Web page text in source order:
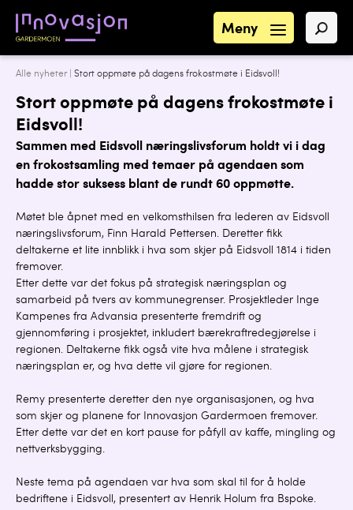
Meny
Alle nyheter| Stort oppmøte på dagens frokostmøte i Eidsvoll!
Stort oppmøte på dagens frokostmøte i
Eidsvoll!
Sammen med Eidsvoll næringslivsforum holdt vi i dag
en frokostsamling med temaer på agendaen som
hadde stor suksess blant de rundt 60 oppmøtte.
Møtet ble åpnet med en velkomsthilsen fra lederen av Eidsvoll
næringslivsforum, Finn Harald Pettersen. Deretter fikk
deltakerne et lite innblikk i hva som skjer på Eidsvoll 1814 i tiden
fremover.
Etter dette var det fokus på strategisk næringsplan og
samarbeid på tvers av kommunegrenser. Prosjektleder Inge
Kampenes fra Advansia presenterte fremdrift og
gjennomføring i prosjektet, inkludert bærekraftredegjørelse i
regionen. Deltakerne fikk også vite hva målene i strategisk
næringsplan er, og hva dette vil gjøre for regionen.
Remy presenterte deretter den nye organisasjonen, og hva
som skjer og planene for Innovasjon Gardermoen fremover.
Etter dette var det en kort pause for påfyll av kaffe, mingling og
nettverksbygging.
Neste tema på agendaen var hva som skal til for å holde
bedriftene i Eidsvoll, presentert av Henrik Holum fra Bspoke.